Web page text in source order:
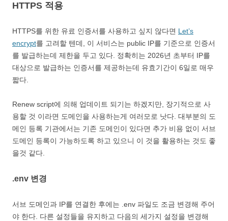
HTTPS 적용
HTTPS를 위한 유료 인증서를 사용하고 싶지 않다면 Let’s
encrypt를 고려할 텐데, 이 서비스는 public IP를 기준으로 인증서
를 발급하는데 제한을 두고 있다. 정확히는 2026년 초부터 IP를
대상으로 발급하는 인증서를 제공하는데 유효기간이 6일로 매우
짧다.
Renew script에 의해 업데이트 되기는 하겠지만, 장기적으로 사
용할 것 이라면 도메인을 사용하는게 여러모로 낫다. 대부분의 도
메인 등록 기관에서는 기존 도메인이 있다면 추가 비용 없이 서브
도메인 등록이 가능하도록 하고 있으니 이 것을 활용하는 것도 좋
을것 같다.
.env 변경
서브 도메인과 IP를 연결한 후에는 .env 파일도 조금 변경해 주어
야 한다. 다른 설정들을 유지하고 다음의 세가지 설정을 변경해